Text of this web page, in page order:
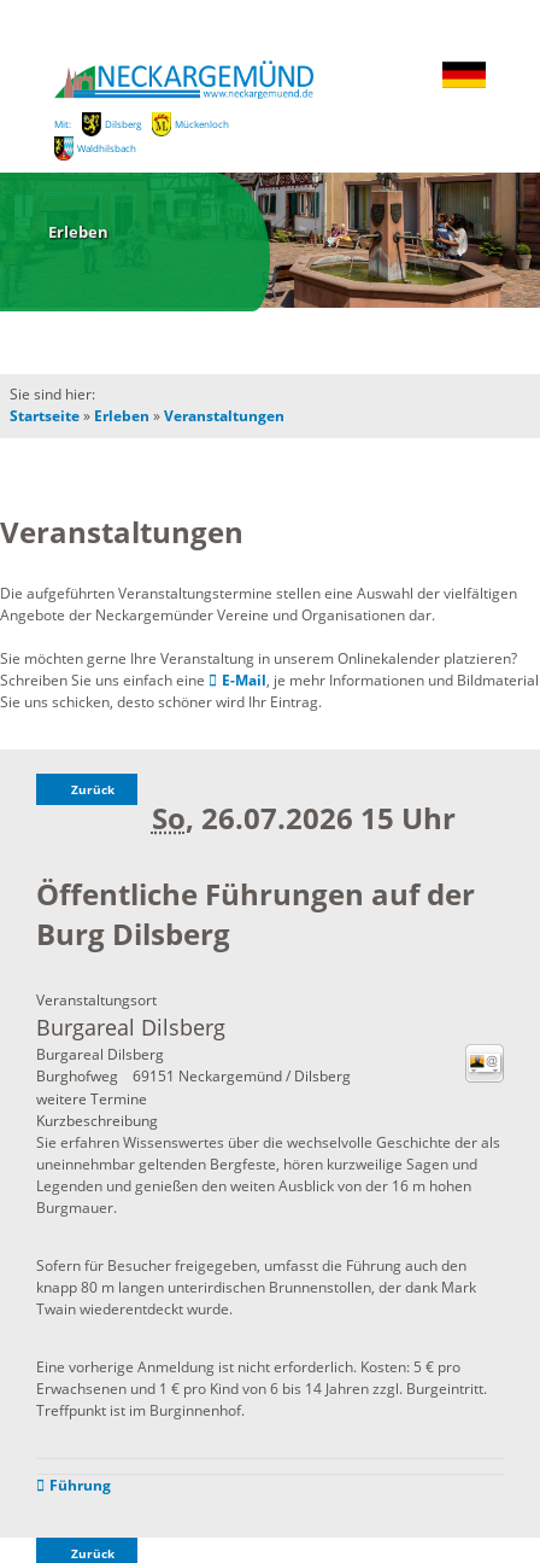
Mit: Dilsberg
Mückenloch
Waldhilsbach
Erleben
Sie sind hier:
Startseite» Erleben »Veranstaltungen
Veranstaltungen
Die aufgeführten Veranstaltungstermine stellen eine Auswahl der vielfältigen
Angebote der Neckargemünder Vereine und Organisationen dar.
Sie möchten gerne Ihre Veranstaltung in unserem Onlinekalender platzieren?
Schreiben Sie uns einfach eine
E-Mail, je mehr Informationen und Bildmaterial
Sie uns schicken, desto schöner wird Ihr Eintrag.
Zurück
So, 26.07.2026 15 Uhr
Öffentliche Führungen auf der
Burg Dilsberg
Veranstaltungsort
Burgareal Dilsberg
Burgareal Dilsberg
Burghofweg
69151 Neckargemünd / Dilsberg
weitere Termine
Kurzbeschreibung
Sie erfahren Wissenswertes über die wechselvolle Geschichte der als
uneinnehmbar geltenden Bergfeste, hören kurzweilige Sagen und
Legenden und genießen den weiten Ausblick von der 16 m hohen
Burgmauer.
Sofern für Besucher freigegeben, umfasst die Führung auch den
knapp 80 m langen unterirdischen Brunnenstollen, der dank Mark
Twain wiederentdeckt wurde.
Eine vorherige Anmeldung ist nicht erforderlich. Kosten: 5 € pro
Erwachsenen und 1 € pro Kind von 6 bis 14 Jahren zzgl. Burgeintritt.
Treffpunkt ist im Burginnenhof.
Führung
Zurück